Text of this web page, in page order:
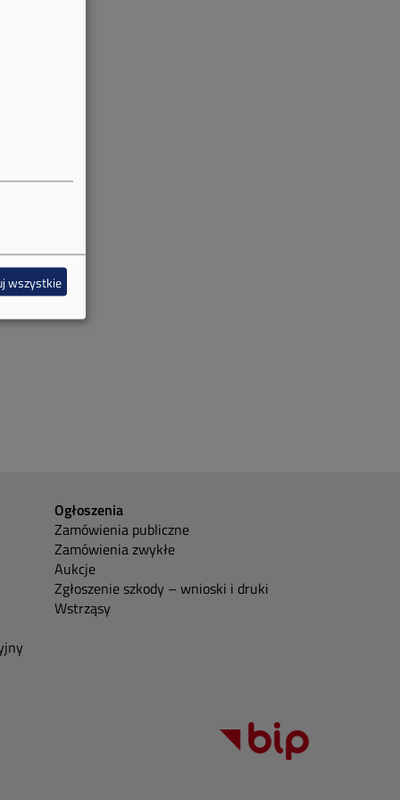
Ogłoszenia
Zamówienia publiczne
Zamówienia zwykłe
Aukcje
Zgłoszenie szkody – wnioski i druki
Wstrząsy
wszystkie